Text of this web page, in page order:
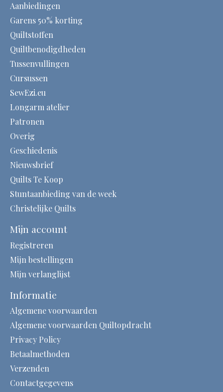
Aanbiedingen
Garens 50% korting
Quiltstoffen
Quiltbenodigdheden
Tussenvullingen
Cursussen
SewEzi.eu
Longarm atelier
Patronen
Overig
Geschiedenis
Nieuwsbrief
Quilts Te Koop
Stuntaanbieding van de week
Christelijke Quilts
Mijn account
Registreren
Mijn bestellingen
Mijn verlanglijst
Informatie
Algemene voorwaarden
Algemene voorwaarden Quiltopdracht
Privacy Policy
Betaalmethoden
Verzenden
Contactgegevens